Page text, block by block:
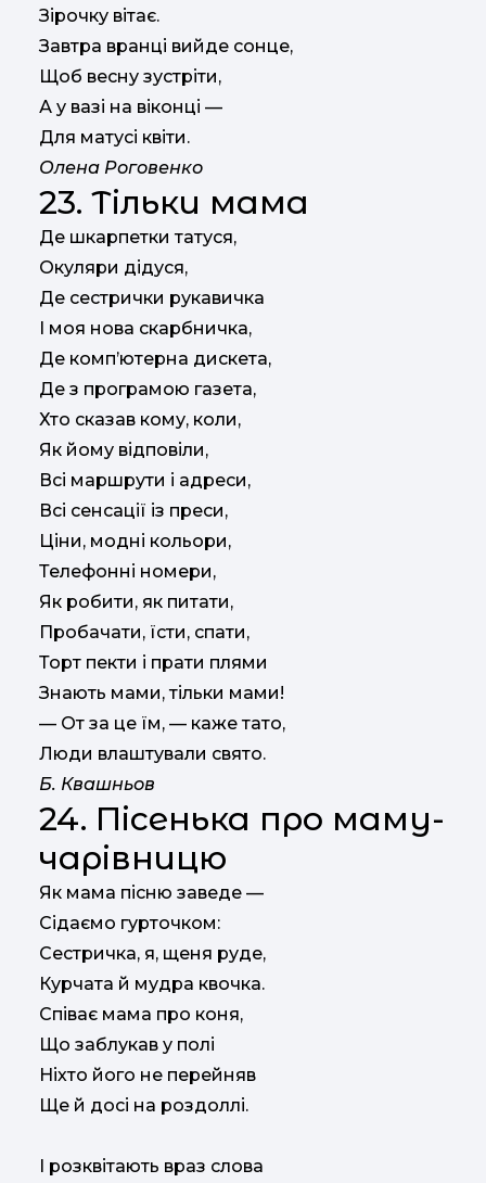
Зірочку вітає.
Завтра вранці вийде сонце,
Щоб весну зустріти,
А у вазі на віконці —
Для матусі квіти.
Олена Роговенко
23. Тільки мама
Де шкарпетки татуся,
Окуляри дідуся,
Де сестрички рукавичка
І моя нова скарбничка,
Де комп’ютерна дискета,
Де з програмою газета,
Хто сказав кому, коли,
Як йому відповіли,
Всі маршрути і адреси,
Всі сенсації із преси,
Ціни, модні кольори,
Телефонні номери,
Як робити, як питати,
Пробачати, їсти, спати,
Торт пекти і прати плями
Знають мами, тільки мами!
— От за це їм, — каже тато,
Люди влаштували свято.
Б. Квашньов
24. Пісенька про маму-
чарівницю
Як мама пісню заведе —
Сідаємо гурточком:
Сестричка, я, щеня руде,
Курчата й мудра квочка.
Співає мама про коня,
Що заблукав у полі
Ніхто його не перейняв
Ще й досі на роздоллі.
I розквітають враз слова